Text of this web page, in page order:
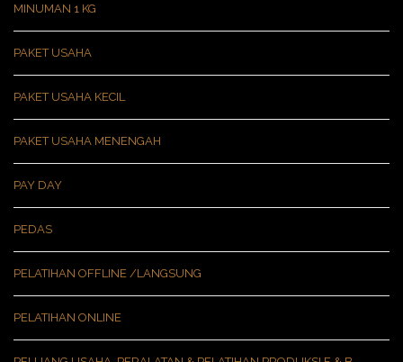
MINUMAN 1 KG
PAKET USAHA
PAKET USAHA KECIL
PAKET USAHA MENENGAH
PAY DAY
PEDAS
PELATIHAN OFFLINE /LANGSUNG
PELATIHAN ONLINE